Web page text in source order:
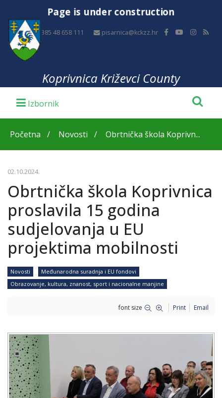
Page is under construction
+385 48 658 111 pisarnica@kckzz.hr
Koprivnica Križevci County
Početna Novosti Obrtnička škola Koprivn...
02.10.2024.
Obrtnička škola Koprivnica
proslavila 15 godina
sudjelovanja u EU
projektima mobilnosti
Novosti
Međunarodna suradnja i EU fondovi
Obrazovanje, kultura, znanost, sport i nacionalne manjine
font size Print Email